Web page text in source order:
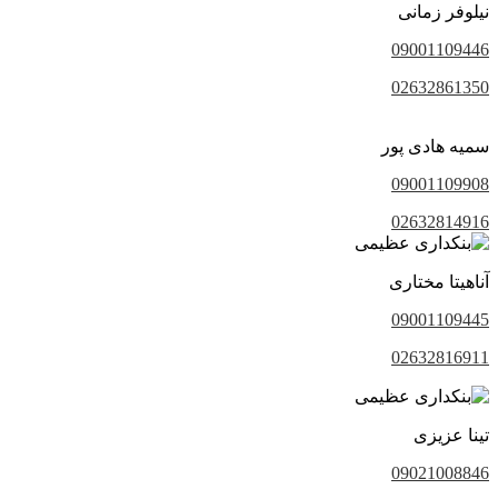
نیلوفر زمانی
09001109446
02632861350
سمیه هادی پور
09001109908
02632814916
آناهیتا مختاری
09001109445
02632816911
تینا عزیزی
09021008846